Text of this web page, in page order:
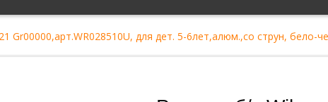
Gr00000,арт.WR028510U, для дет. 5-6лет,алюм.,со струн, бело-